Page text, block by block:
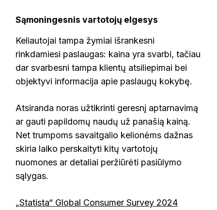
Sąmoningesnis vartotojų elgesys
Keliautojai tampa žymiai išrankesni
rinkdamiesi paslaugas: kaina yra svarbi, tačiau
dar svarbesni tampa klientų atsiliepimai bei
objektyvi informacija apie paslaugų kokybę.
Atsiranda noras užtikrinti geresnį aptarnavimą
ar gauti papildomų naudų už panašią kainą.
Net trumpoms savaitgalio kelionėms dažnas
skiria laiko perskaityti kitų vartotojų
nuomones ar detaliai peržiūrėti pasiūlymo
sąlygas.
„Statista“ Global Consumer Survey 2024